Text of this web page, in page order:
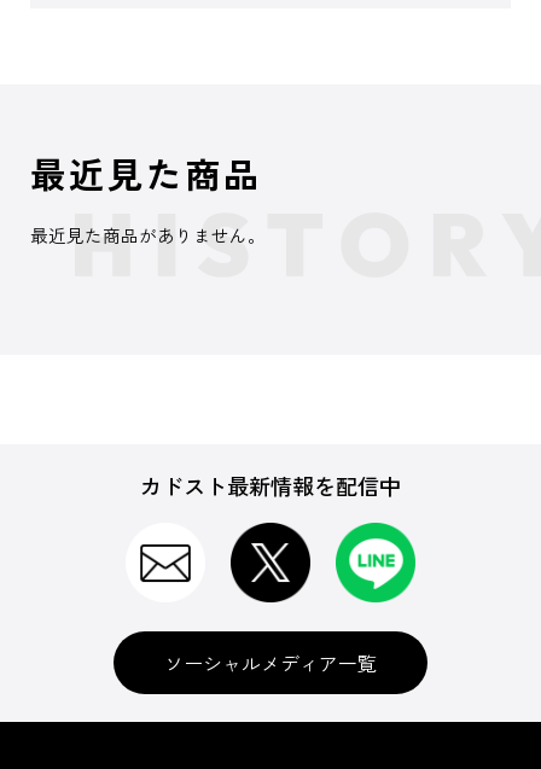
最近見た商品
最近見た商品がありません。
カドスト最新情報を配信中
ソーシャルメディア一覧